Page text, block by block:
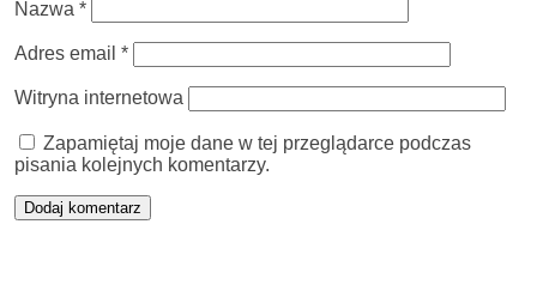
Nazwa *
Adres email *
Witryna internetowa
Zapamiętaj moje dane w tej przeglądarce podczas
pisania kolejnych komentarzy.